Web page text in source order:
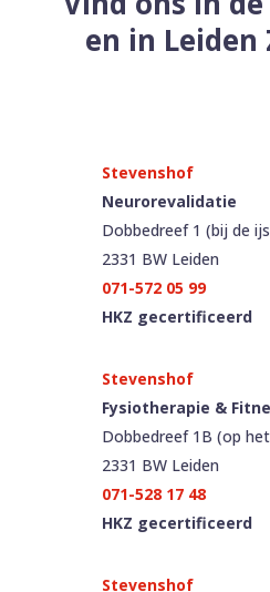
en in Leiden
Neurorevalidatie
Dobbedreef 1 (bij de
2331 BW Leiden
071-572 05 99
HKZ gecertificeerd
Fysiotherapie &
Dobbedreef 1B (op
2331 BW Leiden
071-528 17 48
HKZ gecertificeerd